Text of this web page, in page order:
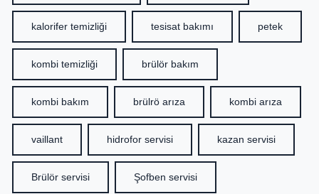
kalorifer temizliği tesisat bakımı petek
kombi temizliği brülör bakım
kombi bakım brülrö arıza kombi arıza
vaillant hidrofor servisi kazan servisi
Brülör servisi Şofben servisi